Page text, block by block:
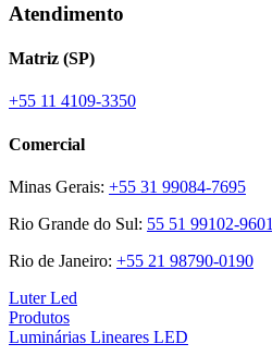
Atendimento
Matriz (SP)
+55 11 4109-3350
Comercial
Minas Gerais: +55 31 99084-7695
Rio Grande do Sul: 55 51 99102-9601
Rio de Janeiro: +55 21 98790-0190
Luter Led
Produtos
Luminárias Lineares LED